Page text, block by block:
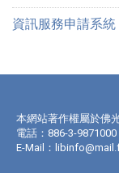
資訊服務申請系統
本網站著作權屬於佛
電話：886-3-
E-Mail：